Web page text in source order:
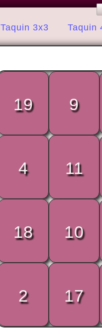
Taquin 3x3 Taquin
19 9
4 11
18 10
2 17